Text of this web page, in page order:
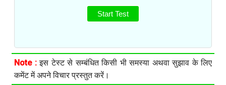
Start Test
Note :इस टेस्ट से सम्बंधित किसी भी समस्या अथवा सुझाव के लिए
कमेंट में अपने विचार प्रस्तुत करें।